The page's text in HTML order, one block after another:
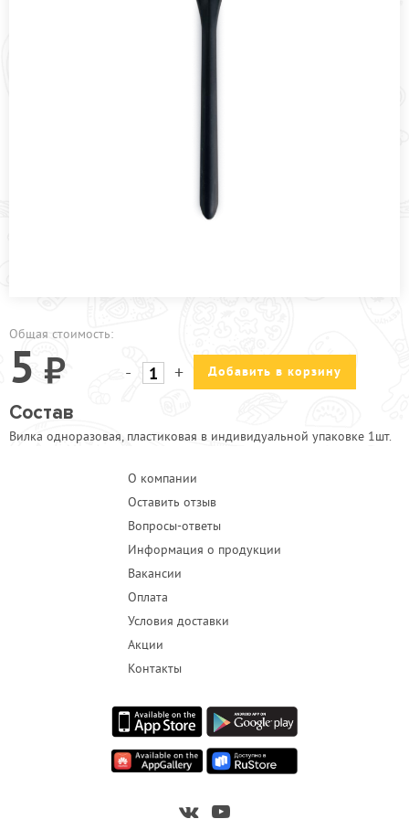
ПРОЧЕЕ
Общая стоимость:
5 - + Добавить в корзину
Состав
Вилка одноразовая, пластиковая в индивидуальной упаковке 1шт.
О компании
Оставить отзыв
Вопросы-ответы
Информация о продукции
Вакансии
Оплата
Условия доставки
Акции
Контакты